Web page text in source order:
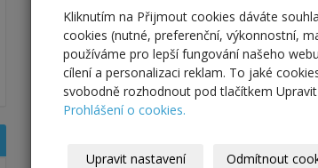
Kliknutím na Přijmout cookies dáváte
cookies (nutné, preferenční, výkonnostní,
používáme pro lepší fungování našeho
cílení a personalizaci reklam. To jaké
svobodně rozhodnout pod tlačítkem
Prohlášení o cookies.
Upravit nastavení Odmítnout